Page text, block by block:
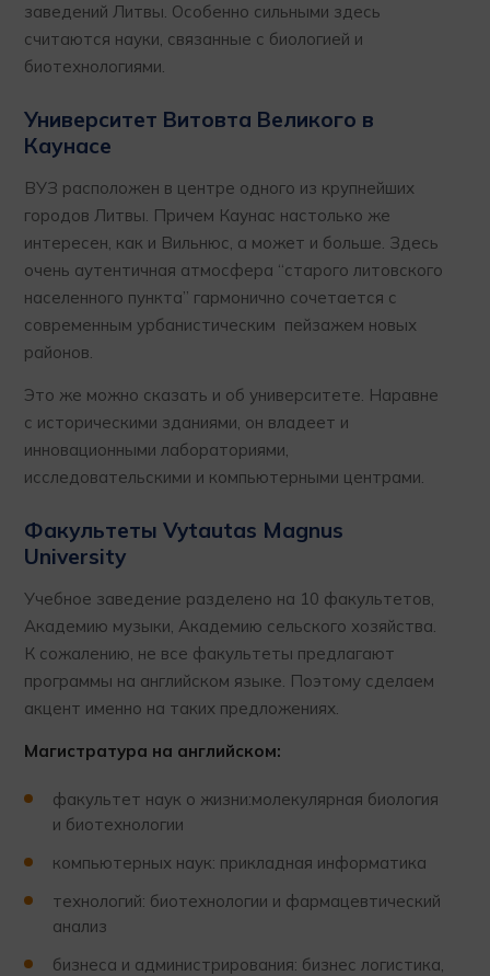
заведений Литвы. Особенно сильными здесь
считаются науки, связанные с биологией и
биотехнологиями.
Университет Витовта Великого в
Каунасе
ВУЗ расположен в центре одного из крупнейших
городов Литвы. Причем Каунас настолько же
интересен, как и Вильнюс, а может и больше. Здесь
очень аутентичная атмосфера “старого литовского
населенного пункта” гармонично сочетается с
современным урбанистическим пейзажем новых
районов.
Это же можно сказать и об университете. Наравне
с историческими зданиями, он владеет и
инновационными лабораториями,
исследовательскими и компьютерными центрами.
Факультеты Vytautas Magnus
University
Учебное заведение разделено на 10 факультетов,
Академию музыки, Академию сельского хозяйства.
К сожалению, не все факультеты предлагают
программы на английском языке. Поэтому сделаем
акцент именно на таких предложениях.
Магистратура на английском:
факультет наук о жизни:молекулярная биология
и биотехнологии
компьютерных наук: прикладная информатика
технологий: биотехнологии и фармацевтический
анализ
бизнеса и администрирования: бизнес логистика,